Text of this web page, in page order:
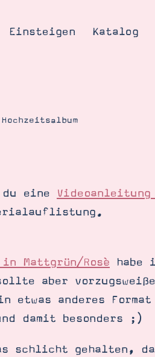
Einsteigen Katalog
Up!
eine
Mattgrün/Rosè habe
aber
etwas anderes
damit besonders ;)
schlicht gehalten,